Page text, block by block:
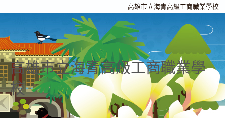
高雄市立海青高級工商職業學校
高雄市立海青高級工商職業學
校